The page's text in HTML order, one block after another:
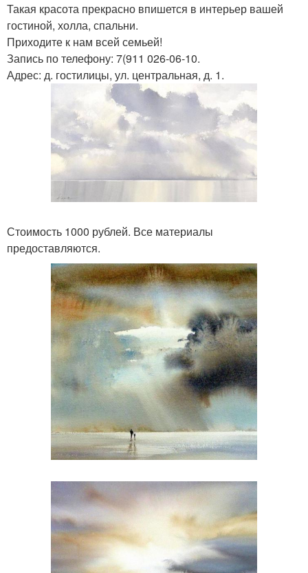
Такая красота прекрасно впишется в интерьер вашей
гостиной, холла, спальни.
Приходите к нам всей семьей!
Запись по телефону: 7(911 026-06-10.
Адрес: д. гостилицы, ул. центральная, д. 1.
Стоимость 1000 рублей. Все материалы
предоставляются.